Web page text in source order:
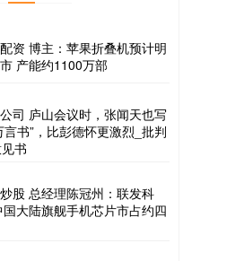
资 博主：苹果折叠机预计明
产能约1100万部
司 庐山会议时，张闻天也写
言书”，比彭德怀更激烈_批判
见书
股 总经理陈冠州：联发科
大陆旗舰手机芯片市占约四